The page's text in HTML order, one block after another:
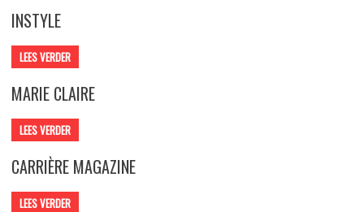
INSTYLE
LEES VERDER
MARIE CLAIRE
LEES VERDER
CARRIÈRE MAGAZINE
LEES VERDER